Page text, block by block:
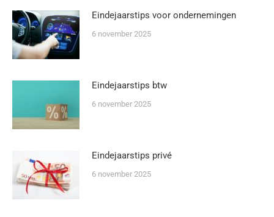
Eindejaarstips voor ondernemingen
6 november 2025
Eindejaarstips btw
6 november 2025
Eindejaarstips privé
6 november 2025